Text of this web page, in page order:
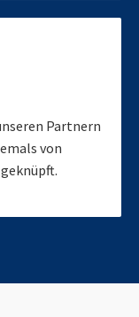
Partnern
von